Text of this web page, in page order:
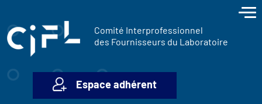
Comité Interprofessionnel
des Fournisseurs du Laboratoire
Espace adhérent